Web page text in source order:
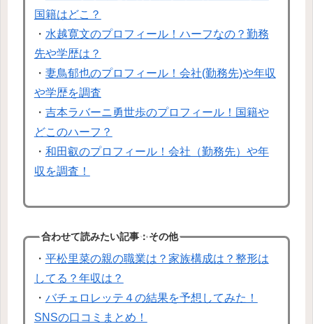
国籍はどこ？
・ 水越寛文のプロフィール！ハーフなの？勤務
先や学歴は？
・ 妻鳥郁也のプロフィール！会社(勤務先)や年収
や学歴を調査
・ 吉本ラバーニ勇世歩のプロフィール！国籍や
どこのハーフ？
・ 和田叡のプロフィール！会社（勤務先）や年
収を調査！
合わせて読みたい記事：その他
・ 平松里菜の親の職業は？家族構成は？整形は
してる？年収は？
・ バチェロレッテ４の結果を予想してみた！
SNSの口コミまとめ！